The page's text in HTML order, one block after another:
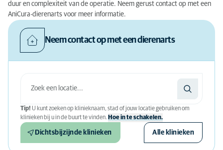
duur en complexiteit van de operatie. Neem gerust contact op met een
AniCura-dierenarts voor meer informatie.
Neem contact op met een dierenarts
Tip! U kunt zoeken op klinieknaam, stad of jouw locatie gebruiken om
klinieken bij u in de buurt te vinden. Hoe in te schakelen.
Dichtsbijzijnde klinieken Alle klinieken